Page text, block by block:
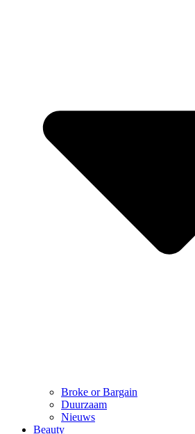
Broke or Bargain
Duurzaam
Nieuws
Beauty